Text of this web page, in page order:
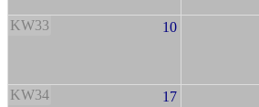
KW33 10
KW34 17